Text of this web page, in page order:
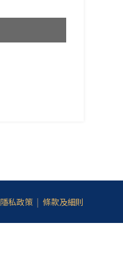
隱私政策 | 條款及細則